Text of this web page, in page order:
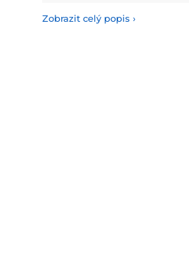
Mezi nejčastěji používané
Zobrazit celý popis ›